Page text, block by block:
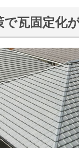
で瓦固定化